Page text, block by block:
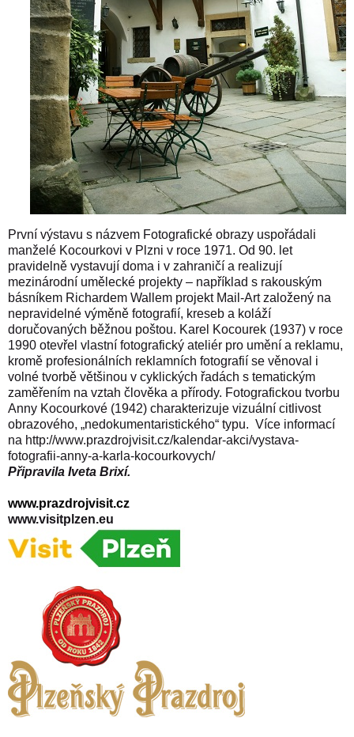
První výstavu s názvem Fotografické obrazy uspořádali
manželé Kocourkovi v Plzni v roce 1971. Od 90. let
pravidelně vystavují doma i v zahraničí a realizují
mezinárodní umělecké projekty – například s rakouským
básníkem Richardem Wallem projekt Mail-Art založený na
nepravidelné výměně fotografií, kreseb a koláží
doručovaných běžnou poštou. Karel Kocourek (1937) v roce
1990 otevřel vlastní fotografický ateliér pro umění a reklamu,
kromě profesionálních reklamních fotografií se věnoval i
volné tvorbě většinou v cyklických řadách s tematickým
zaměřením na vztah člověka a přírody. Fotografickou tvorbu
Anny Kocourkové (1942) charakterizuje vizuální citlivost
obrazového, „nedokumentaristického“ typu. Více informací
na http://www.prazdrojvisit.cz/kalendar-akci/vystava-
fotografii-anny-a-karla-kocourkovych/
Připravila Iveta Brixí.
www.prazdrojvisit.cz
www.visitplzen.eu